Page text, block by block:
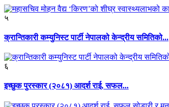
५
क्रान्तिकारी कम्युनिस्ट पार्टी नेपालको केन्द्रीय समितिको...
६
इच्छुक पुरस्कार (२०८१) आदर्श राई, सफल...